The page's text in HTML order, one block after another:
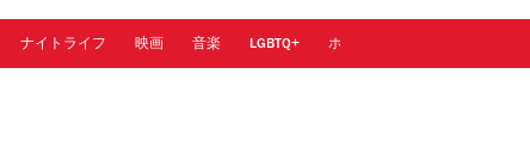
に登録
索
ナイトライフ 映画 音楽 LGBTQ+ ホテル